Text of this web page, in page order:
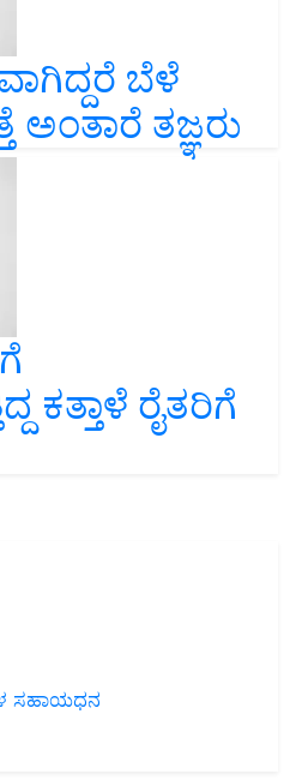
ಬೆಳೆ
ಅಂತಾರೆ ತಜ್ಞರು
ಕತ್ತಾಳೆ ರೈತರಿಗೆ
ಸಹಾಯಧನ